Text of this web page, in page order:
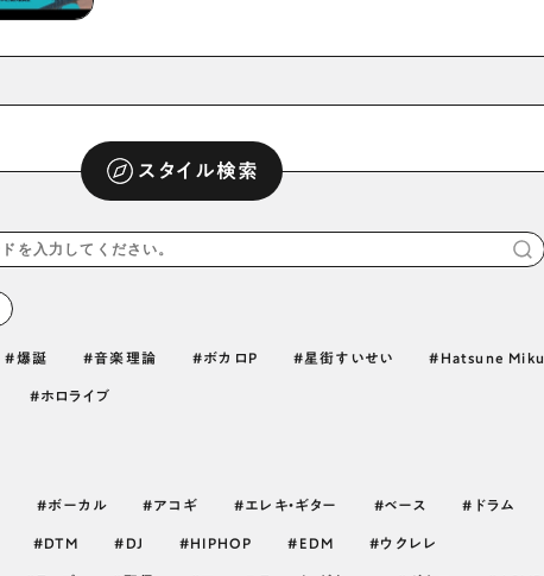
スタイル検索
爆誕 音楽理論 ボカロP 星街すいせい Hatsune Miku
ホロライブ
ボーカル アコギ エレキ・ギター ベース ドラム
DTM DJ HIPHOP EDM ウクレレ